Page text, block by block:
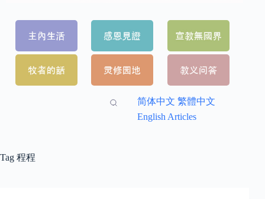
简体中文 繁體中文
English Articles
Tag 程程